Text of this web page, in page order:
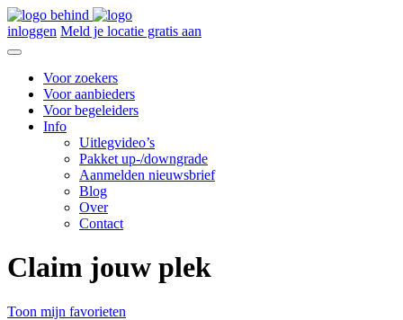
inloggen Meld je locatie gratis aan
Voor zoekers
Voor aanbieders
Voor begeleiders
Info
Uitlegvideo’s
Pakket up-/downgrade
Aanmelden nieuwsbrief
Blog
Over
Contact
Claim jouw plek
Toon mijn favorieten